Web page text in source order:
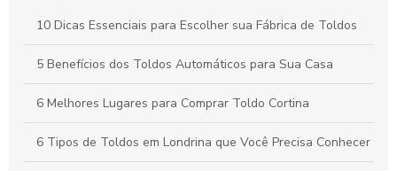
Cobertura Termoacústica: Conforto e Silêncio para Seu
Espaço
Toldos Automáticos: Transforme Seu Espaço e Melhore o
Conforto ao Ar Livre
10 Dicas Essenciais para Escolher sua Fábrica de Toldos
5 Benefícios dos Toldos Automáticos para Sua Casa
6 Melhores Lugares para Comprar Toldo Cortina
6 Tipos de Toldos em Londrina que Você Precisa Conhecer